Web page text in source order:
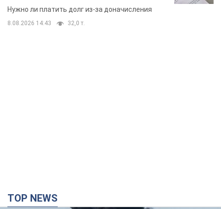
вынес неожиданное решение
Нужно ли платить долг из-за доначисления
8.08.2026 14:43 32,0 т.
TOP NEWS